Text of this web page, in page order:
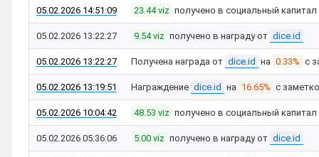
05.02.2026 14:51:09 23.44 viz получено в социальный
05.02.2026 13:22:27 9.54 viz получено в награду от dice.id
05.02.2026 13:22:27 Получена награда от dice.id на 0.33% с
05.02.2026 13:19:51 Награждение dice.id на 16.65% с
05.02.2026 10:04:42 48.53 viz получено в социальный
05.02.2026 05:36:06 5.00 viz получено в награду от dice.id